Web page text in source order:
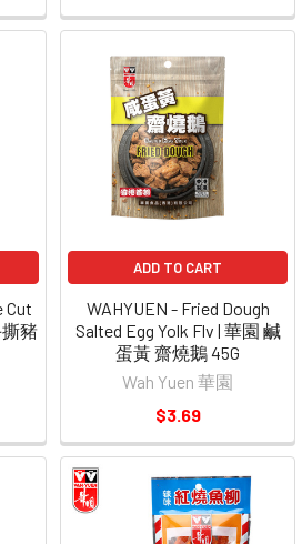
Cut
撕豬
ADD TO CART
WAHYUEN - Fried Dough
Salted Egg Yolk Flv | 華園 鹹
蛋黃 齋燒鵝 45G
Wah Yuen 華園
$3.69